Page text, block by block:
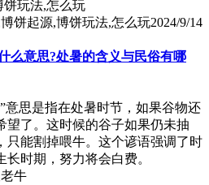
饼起源,博饼玩法,怎么玩2024/9/14
么意思?处暑的含义与民俗有哪
意思是指在处暑时节，如果谷物还
望了。这时候的谷子如果仍未抽
只能割掉喂牛。这个谚语强调了时
时期，努力将会白费。